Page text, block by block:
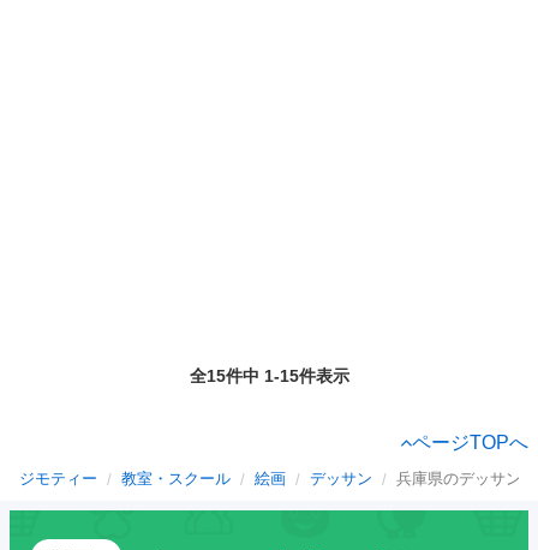
全15件中 1-15件表示
ページTOPへ
ジモティー 教室・スクール 絵画 デッサン 兵庫県のデッサン